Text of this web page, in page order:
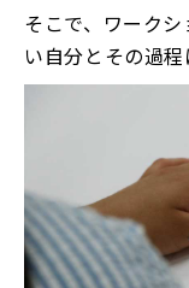
そこで、ワーク
い自分とその過程